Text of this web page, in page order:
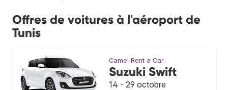
Offres de voitures à l'aéroport de
Tunis
Camel Rent a Car
Suzuki Swift
14 - 29 octobre